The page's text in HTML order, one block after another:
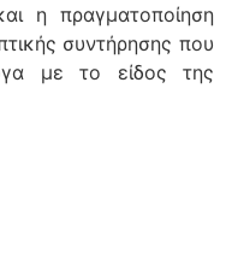
η πραγματοποίηση
συντήρησης που
με το είδος της